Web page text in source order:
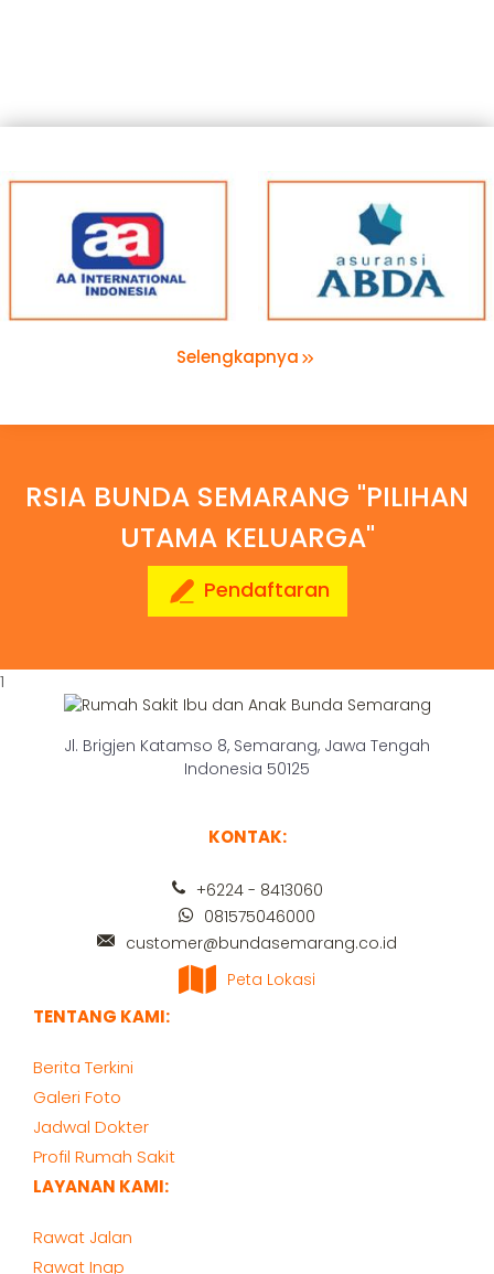
Selengkapnya
RSIA BUNDA SEMARANG "PILIHAN
UTAMA KELUARGA"
Pendaftaran
1
Jl. Brigjen Katamso 8, Semarang, Jawa Tengah
Indonesia 50125
KONTAK:
+6224 - 8413060
081575046000
customer@bundasemarang.co.id
Peta Lokasi
TENTANG KAMI:
Berita Terkini
Galeri Foto
Jadwal Dokter
Profil Rumah Sakit
LAYANAN KAMI:
Rawat Jalan
Rawat Inap